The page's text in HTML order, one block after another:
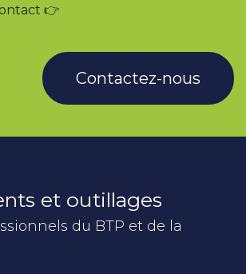
👉
Contactez-nous
et outillages
du BTP et de la